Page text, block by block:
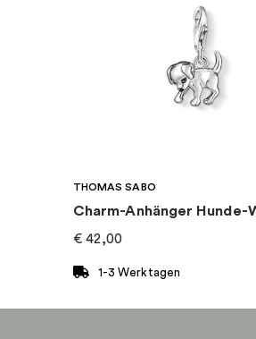
Kollektion
THOMAS SABO
Charm-Anhänger Hunde-
€ 42,00
1-3 Werktagen